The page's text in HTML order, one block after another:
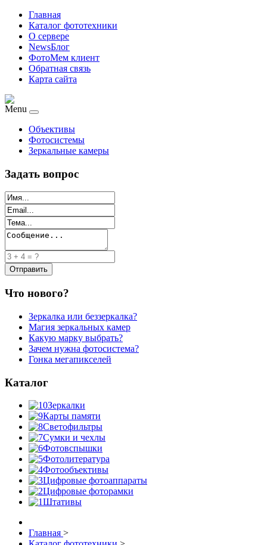
Главная
Каталог фототехники
О сервере
NewsБлог
ФотоМем клиент
Обратная связь
Карта сайта
Menu
Объективы
Фотосистемы
Зеркальные камеры
Задать вопрос
Что нового?
Зеркалка или беззеркалка?
Магия зеркальных камер
Какую марку выбрать?
Зачем нужна фотосистема?
Гонка мегапикселей
Каталог
Зеркалки
Карты памяти
Светофильтры
Сумки и чехлы
Фотовспышки
Фотолитература
Фотообъективы
Цифровые фотоаппараты
Цифровые фоторамки
Штативы
Главная >